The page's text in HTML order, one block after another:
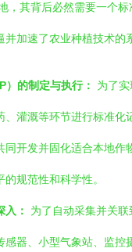
，其背后必然需要一个
加速了农业种植技术的
）的制定与执行： 为了
、灌溉等环节进行标准化
同开发并固化适合本地作
规范性和科学性。
： 为了自动采集并关联
感器、小型气象站、监控